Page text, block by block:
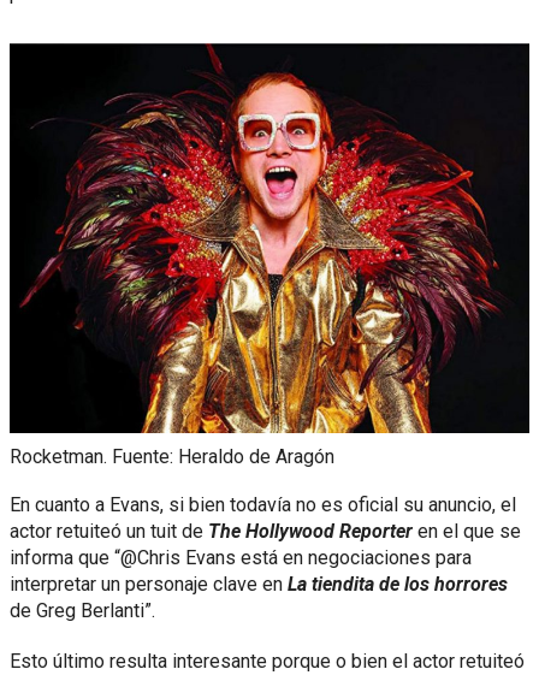
Rocketman. Fuente: Heraldo de Aragón
En cuanto a Evans, si bien todavía no es oficial su anuncio, el
actor retuiteó un tuit de The Hollywood Reporter en el que se
informa que “@Chris Evans está en negociaciones para
interpretar un personaje clave en La tiendita de los horrores
de Greg Berlanti”.
Esto último resulta interesante porque o bien el actor retuiteó